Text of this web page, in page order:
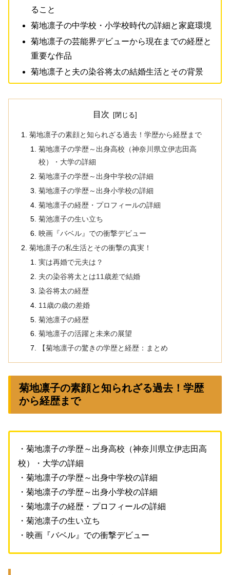
ること
菊地凛子の中学校・小学校時代の詳細と家庭環境
菊地凛子の芸能界デビューから現在までの経歴と
重要な作品
菊地凛子と夫の染谷将太の結婚生活とその背景
目次
菊地凛子の素顔と知られざる過去！学歴から経歴まで
菊地凛子の学歴～出身高校（神奈川県立伊志田高
校）・大学の詳細
菊地凛子の学歴～出身中学校の詳細
菊地凛子の学歴～出身小学校の詳細
菊地凛子の経歴・プロフィールの詳細
菊池凛子の生い立ち
映画『バベル』での衝撃デビュー
菊地凛子の私生活とその衝撃の真実！
実は再婚で元夫は？
夫の染谷将太とは11歳差で結婚
染谷将太の経歴
11歳の歳の差婚
菊池凛子の経歴
菊地凛子の活躍と未来の展望
【菊地凛子の驚きの学歴と経歴：まとめ
菊地凛子の素顔と知られざる過去！学歴
から経歴まで
・菊地凛子の学歴～出身高校（神奈川県立伊志田高
校）・大学の詳細
・菊地凛子の学歴～出身中学校の詳細
・菊地凛子の学歴～出身小学校の詳細
・菊地凛子の経歴・プロフィールの詳細
・菊池凛子の生い立ち
・映画『バベル』での衝撃デビュー